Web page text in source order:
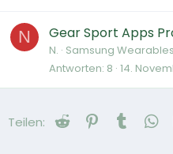
N Gear Sport Apps
N. Samsung
Antworten 8 14.
Teilen: Reddit Pinterest
Tumblr